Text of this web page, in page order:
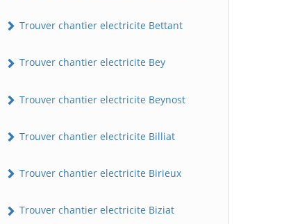
Trouver chantier electricite Bettant
Trouver chantier electricite Bey
Trouver chantier electricite Beynost
Trouver chantier electricite Billiat
Trouver chantier electricite Birieux
Trouver chantier electricite Biziat